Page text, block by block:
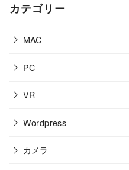
カテゴリー
MAC
PC
VR
Wordpress
カメラ